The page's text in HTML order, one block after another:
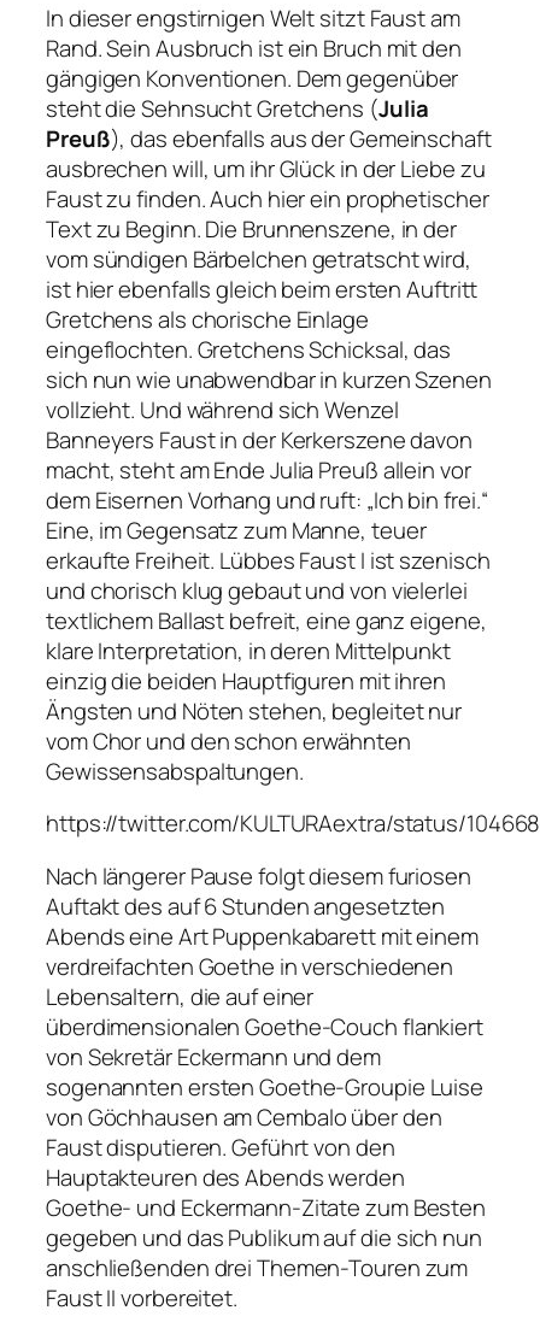
In dieser engstirnigen Welt sitzt Faust am
Rand. Sein Ausbruch ist ein Bruch mit den
gängigen Konventionen. Dem gegenüber
steht die Sehnsucht Gretchens (Julia
Preuß), das ebenfalls aus der Gemeinschaft
ausbrechen will, um ihr Glück in der Liebe zu
Faust zu finden. Auch hier ein prophetischer
Text zu Beginn. Die Brunnenszene, in der
vom sündigen Bärbelchen getratscht wird,
ist hier ebenfalls gleich beim ersten Auftritt
Gretchens als chorische Einlage
eingeflochten. Gretchens Schicksal, das
sich nun wie unabwendbar in kurzen Szenen
vollzieht. Und während sich Wenzel
Banneyers Faust in der Kerkerszene davon
macht, steht am Ende Julia Preuß allein vor
dem Eisernen Vorhang und ruft: „Ich bin frei.“
Eine, im Gegensatz zum Manne, teuer
erkaufte Freiheit. LübbesFaust I ist szenisch
und chorisch klug gebaut und von vielerlei
textlichem Ballast befreit, eine ganz eigene,
klare Interpretation, in deren Mittelpunkt
einzig die beiden Hauptfiguren mit ihren
Ängsten und Nöten stehen, begleitet nur
vom Chor und den schon erwähnten
Gewissensabspaltungen.
https://twitter.com/KULTURAextra/status/
Nach längerer Pause folgt diesem furiosen
Auftakt des auf 6 Stunden angesetzten
Abends eine Art Puppenkabarett mit einem
verdreifachten Goethe in verschiedenen
Lebensaltern, die auf einer
überdimensionalen Goethe-Couch flankiert
von Sekretär Eckermann und dem
sogenannten ersten Goethe-Groupie Luise
von Göchhausen am Cembalo über den
Faustdisputieren. Geführt von den
Hauptakteuren des Abends werden
Goethe- und Eckermann-Zitate zum Besten
gegeben und das Publikum auf die sich nun
anschließenden drei Themen-Touren zum
Faust IIvorbereitet.